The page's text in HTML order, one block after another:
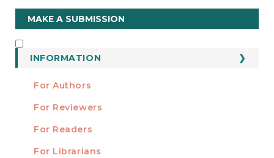
Make
a
Submission
MAKE A SUBMISSION
INFORMATION
For Authors
For Reviewers
For Readers
For Librarians